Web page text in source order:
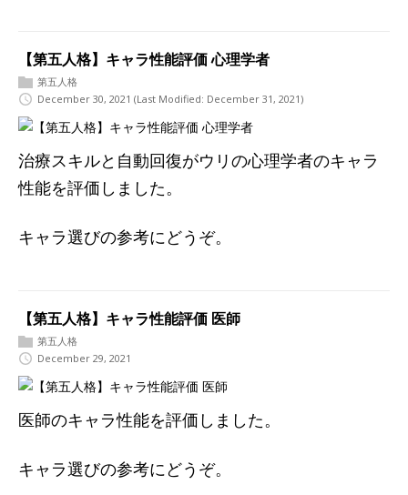
【第五人格】キャラ性能評価 心理学者
第五人格
December 30, 2021 (Last Modified: December 31, 2021)
治療スキルと自動回復がウリの心理学者のキャラ
性能を評価しました。
キャラ選びの参考にどうぞ。
【第五人格】キャラ性能評価 医師
第五人格
December 29, 2021
医師のキャラ性能を評価しました。
キャラ選びの参考にどうぞ。